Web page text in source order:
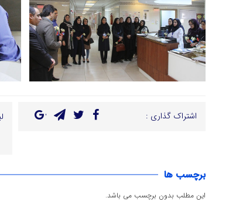
اشتراک گذاری :
برچسب ها
این مطلب بدون برچسب می باشد.